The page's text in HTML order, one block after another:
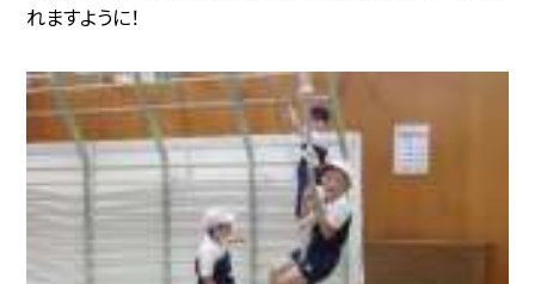
れますように！